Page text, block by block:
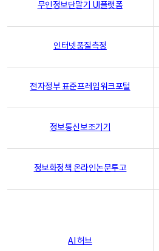
무인정보단말기 UI플랫폼
인터넷품질측정
전자정부 표준프레임워크포털
정보통신보조기기
정보화정책 온라인논문투고
AI 허브